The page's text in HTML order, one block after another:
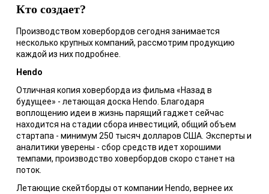
Кто создает?
Производством ховербордов сегодня занимается
несколько крупных компаний, рассмотрим продукцию
каждой из них подробнее.
Hendo
Отличная копия ховерборда из фильма «Назад в
будущее» - летающая доска Hendo. Благодаря
воплощению идеи в жизнь парящий гаджет сейчас
находится на стадии сбора инвестиций, общий объем
стартапа - минимум 250 тысяч долларов США. Эксперты и
аналитики уверены - сбор средств идет хорошими
темпами, производство ховербордов скоро станет на
поток.
Летающие скейтборды от компании Hendo, вернее их